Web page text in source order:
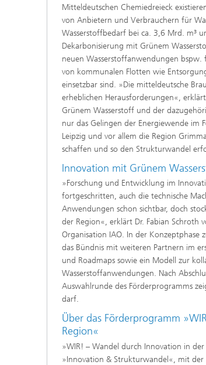
Mitteldeutschen Chemiedreieck
von Anbietern und Verbrauchern für
Wasserstoffbedarf bei ca. 3,6 Mrd. m³
Dekarbonisierung mit Grünem
neuen Wasserstoffanwendungen
von kommunalen Flotten wie
einsetzbar sind. »Die mitteldeutsche
erheblichen Herausforderungen«,
Grünem Wasserstoff und der
nur das Gelingen der Energiewende im
Leipzig und vor allem die Region
schaffen und so den Strukturwandel
Innovation mit Grünem
»Forschung und Entwicklung im
fortgeschritten, auch die technische
Anwendungen schon sichtbar, doch
der Region«, erklärt Dr. Fabian
Organisation IAO. In der Konzeptphase
das Bündnis mit weiteren Partnern im
und Roadmaps sowie ein Modell zur
Wasserstoffanwendungen. Nach
Auswahlrunde des Förderprogramms
darf.
Über das Förderprogramm
Region«
»WIR! – Wandel durch Innovation in
»Innovation & Strukturwandel«, mit